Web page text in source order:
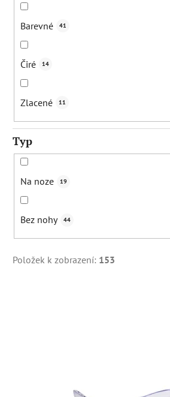
Barevné 41
Čiré 14
Zlacené 11
Typ
Na noze 19
Bez nohy 44
Položek k zobrazení: 153